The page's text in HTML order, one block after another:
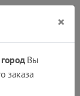
×
городВы
заказа